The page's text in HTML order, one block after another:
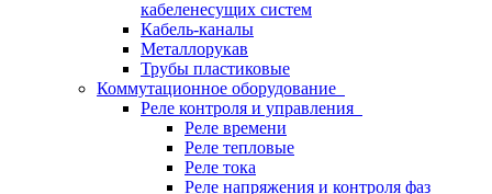
кабеленесущих систем
Кабель-каналы
Металлорукав
Трубы пластиковые
Коммутационное оборудование
Реле контроля и управления
Реле времени
Реле тепловые
Реле тока
Реле напряжения и контроля фаз